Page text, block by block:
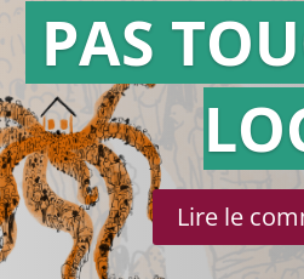
Lire le
PAS